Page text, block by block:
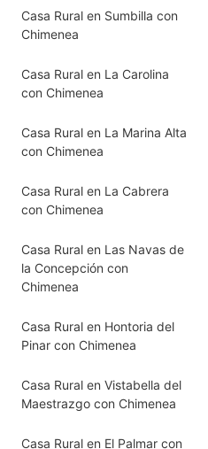
Casa Rural en Sumbilla con
Chimenea
Casa Rural en La Carolina
con Chimenea
Casa Rural en La Marina Alta
con Chimenea
Casa Rural en La Cabrera
con Chimenea
Casa Rural en Las Navas de
la Concepción con
Chimenea
Casa Rural en Hontoria del
Pinar con Chimenea
Casa Rural en Vistabella del
Maestrazgo con Chimenea
Casa Rural en El Palmar con